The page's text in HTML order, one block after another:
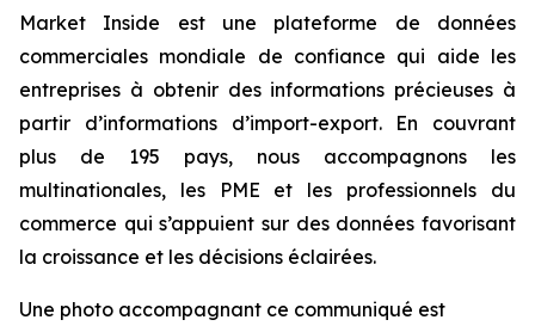
Market Inside est une plateforme de données
commerciales mondiale de confiance qui aide les
entreprises à obtenir des informations précieuses à
partir d’informations d’import-export. En couvrant
plus de 195 pays, nous accompagnons les
multinationales, les PME et les professionnels du
commerce qui s’appuient sur des données favorisant
la croissance et les décisions éclairées.
Une photo accompagnant ce communiqué est